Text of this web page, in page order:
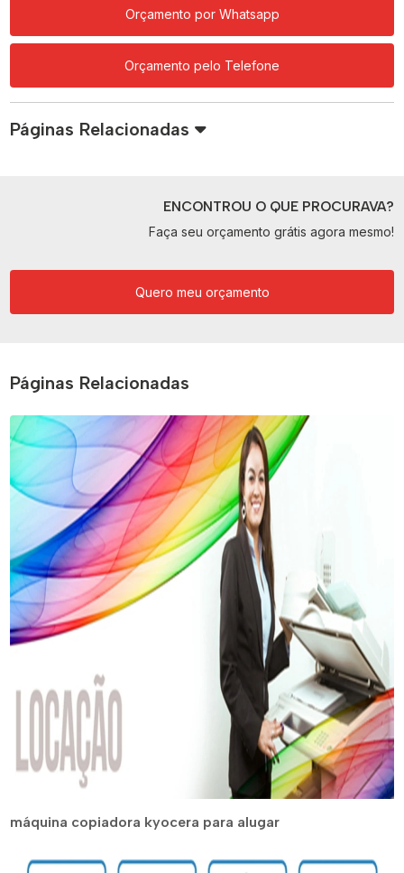
Orçamento por Whatsapp
Orçamento pelo Telefone
Páginas Relacionadas
ENCONTROU O QUE PROCURAVA?
Faça seu orçamento grátis agora mesmo!
Quero meu orçamento
Páginas Relacionadas
máquina copiadora kyocera para alugar